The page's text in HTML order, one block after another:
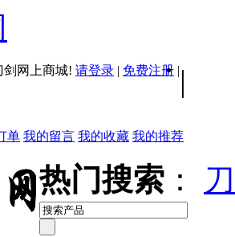
剑网上商城! 请登录 | 免费注册 | |
单 我的留言 我的收藏 我的推荐
热门搜索 ：